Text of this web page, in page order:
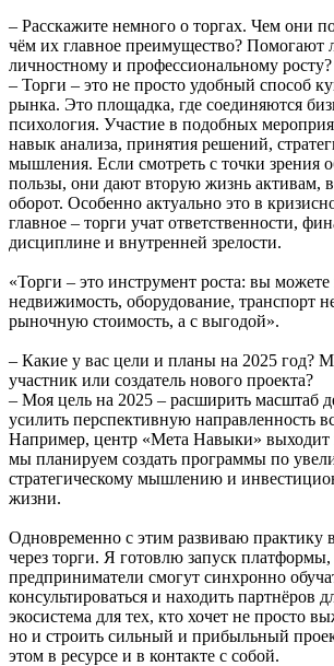
– Расскажите немного о торгах. Чем они
чём их главное преимущество? Помогают
личностному и профессиональному росту?
– Торги – это не просто удобный способ
рынка. Это площадка, где соединяются
психология. Участие в подобных
навык анализа, принятия решений,
мышления. Если смотреть с точки зрения
пользы, они дают вторую жизнь активам,
оборот. Особенно актуально это в
главное – торги учат ответственности,
дисциплине и внутренней зрелости.
«Торги – это инструмент роста: вы можете
недвижимость, оборудование, транспорт
рыночную стоимость, а с выгодой».
– Какие у вас цели и планы на 2025 год?
участник или создатель нового проекта?
– Моя цель на 2025 – расширить масштаб
усилить перспективную направленность
Например, центр «Мета Навыки» выходит
мы планируем создать программы по
стратегическому мышлению и
жизни.
Одновременно с этим развиваю практику
через торги. Я готовлю запуск платформы,
предприниматели смогут синхронно
консультироваться и находить партнёров
экосистема для тех, кто хочет не просто
но и строить сильный и прибыльный
этом в ресурсе и в контакте с собой.